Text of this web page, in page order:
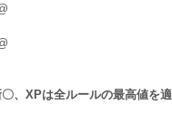
、XPは全ルールの最高値を